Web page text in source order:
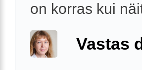
on korras kui
Vastas